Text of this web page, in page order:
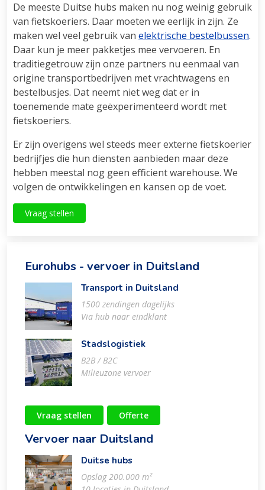
De meeste Duitse hubs maken nu nog weinig gebruik
van fietskoeriers. Daar moeten we eerlijk in zijn. Ze
maken wel veel gebruik van elektrische bestelbussen.
Daar kun je meer pakketjes mee vervoeren. En
traditiegetrouw zijn onze partners nu eenmaal van
origine transportbedrijven met vrachtwagens en
bestelbusjes. Dat neemt niet weg dat er in
toenemende mate geëxperimenteerd wordt met
fietskoeriers.
Er zijn overigens wel steeds meer externe fietskoerier
bedrijfjes die hun diensten aanbieden maar deze
hebben meestal nog geen efficient warehouse. We
volgen de ontwikkelingen en kansen op de voet.
Vraag stellen
Eurohubs - vervoer in Duitsland
Transport in Duitsland
1500 zendingen dagelijks
Via hub naar eindklant
Stadslogistiek
B2B / B2C
Milieuzone vervoer
Vraag stellen Offerte
Vervoer naar Duitsland
Duitse hubs
Opslag 200.000 m²